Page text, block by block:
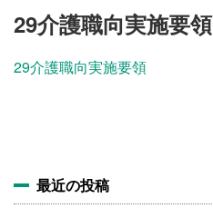
泊まる(宿泊)
29介護職向実施要領
29介護職向実施要領
最近の投稿